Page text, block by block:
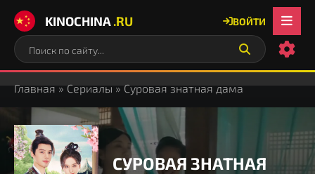
KINOCHINA.RU ВОЙТИ
Главная»Сериалы» Суровая знатная дама
СУРОВАЯ ЗНАТНАЯ